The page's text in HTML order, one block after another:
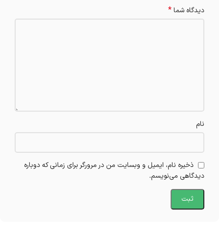
دیدگاه شما*
نام
ذخیره نام، ایمیل و وبسایت من در مرورگر برای زمانی که دوباره
دیدگاهی می‌نویسم.